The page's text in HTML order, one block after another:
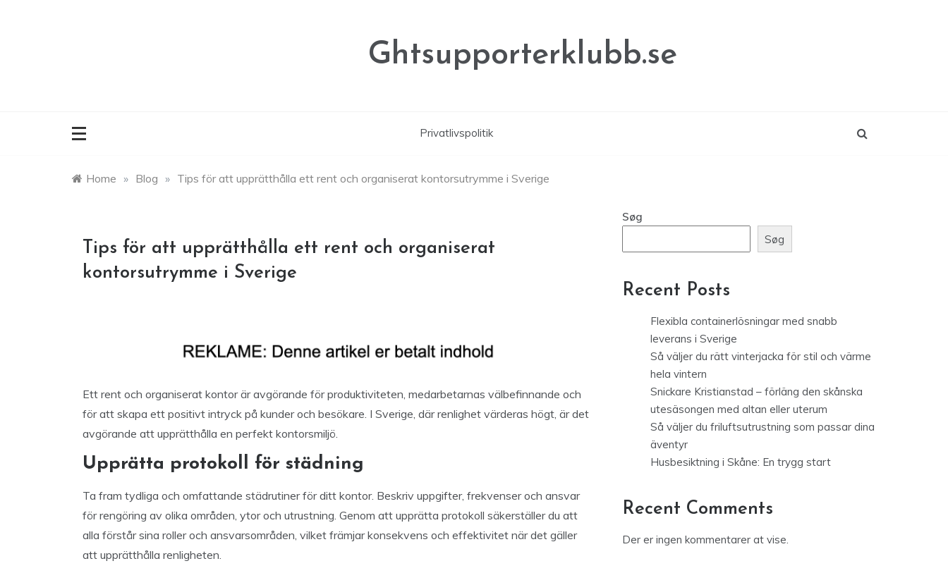
Ghtsupporterklubb.se
Privatlivspolitik
Home » Blog » Tips för att upprätthålla ett rent och organiserat kontorsutrymme i Sverige
Tips för att upprätthålla ett rent och organiserat
kontorsutrymme i Sverige
Ett rent och organiserat kontor är avgörande för produktiviteten, medarbetarnas välbefinnande och
för att skapa ett positivt intryck på kunder och besökare. I Sverige, där renlighet värderas högt, är det
avgörande att upprätthålla en perfekt kontorsmiljö.
Upprätta protokoll för städning
Ta fram tydliga och omfattande städrutiner för ditt kontor. Beskriv uppgifter, frekvenser och ansvar
för rengöring av olika områden, ytor och utrustning. Genom att upprätta protokoll säkerställer du att
alla förstår sina roller och ansvarsområden, vilket främjar konsekvens och effektivitet när det gäller
att upprätthålla renligheten.
Søg
Søg
Recent Posts
Flexibla containerlösningar med snabb
leverans i Sverige
Så väljer du rätt vinterjacka för stil och värme
hela vintern
Snickare Kristianstad – förläng den skånska
utesäsongen med altan eller uterum
Så väljer du friluftsutrustning som passar dina
äventyr
Husbesiktning i Skåne: En trygg start
Recent Comments
Der er ingen kommentarer at vise.